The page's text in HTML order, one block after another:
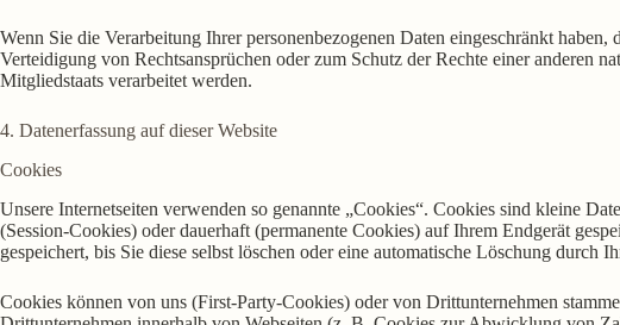
Wenn Sie die Verarbeitung Ihrer personenbezogenen Daten eingeschränkt
Verteidigung von Rechtsansprüchen oder zum Schutz der Rechte einer anderen
Mitgliedstaats verarbeitet werden.
4. Datenerfassung auf dieser Website
Cookies
Unsere Internetseiten verwenden so genannte „Cookies“. Cookies sind kleine
(Session-Cookies) oder dauerhaft (permanente Cookies) auf Ihrem Endgerät
gespeichert, bis Sie diese selbst löschen oder eine automatische Löschung durch
Cookies können von uns (First-Party-Cookies) oder von Drittunternehmen